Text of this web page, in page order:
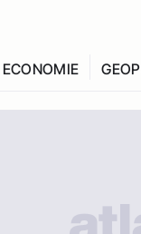
ECONOMIE